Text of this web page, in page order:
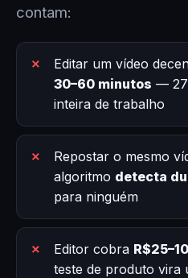
contam:
Editar um vídeo
30–60 minutos — 27
inteira de trabalho
Repostar o mesmo
algoritmo detecta
para ninguém
Editor cobra
teste de produto vira